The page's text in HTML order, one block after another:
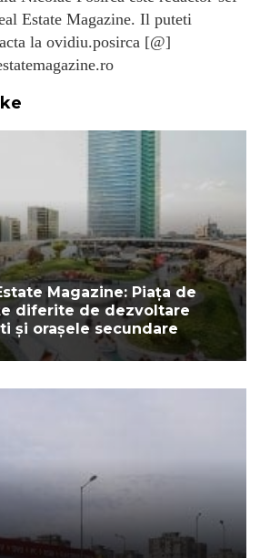
Estate Magazine. Il puteti
la ovidiu.posirca [@]
Magazine: Piața de
diferite de dezvoltare
și orașele secundare